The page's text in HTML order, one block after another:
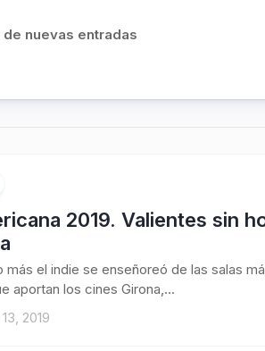
nuevas entradas
2019. Valientes sin
más el indie se enseñoreó de las salas
aportan los cines Girona,...
2019